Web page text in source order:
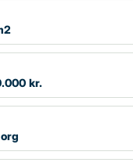
kr.